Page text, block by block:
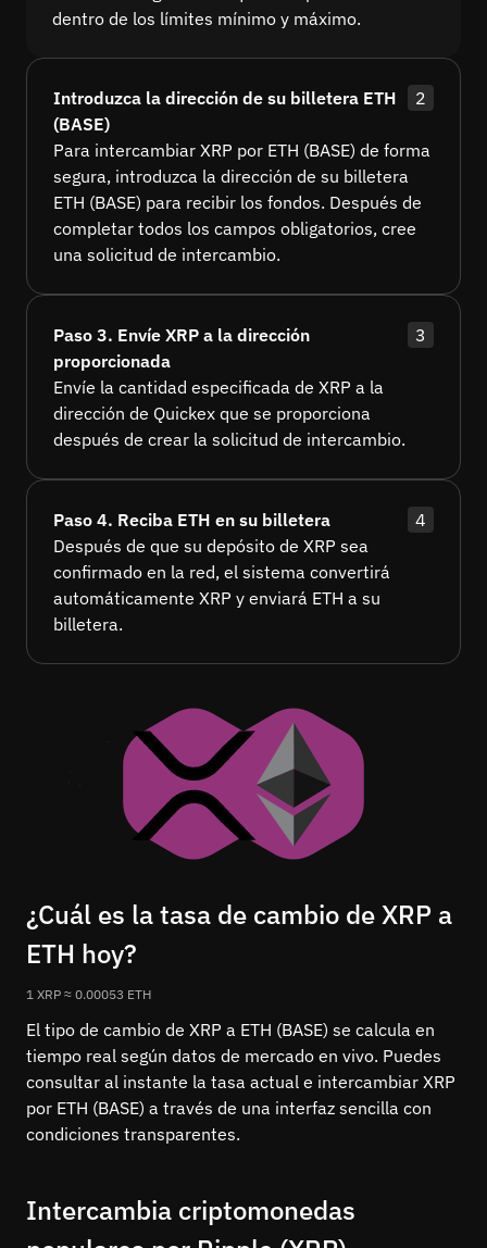
dentro de los límites mínimo y máximo.
Introduzca la dirección de su billetera ETH
(BASE)
2
Para intercambiar XRP por ETH (BASE) de forma
segura, introduzca la dirección de su billetera
ETH (BASE) para recibir los fondos. Después de
completar todos los campos obligatorios, cree
una solicitud de intercambio.
Paso 3. Envíe XRP a la dirección
proporcionada
3
Envíe la cantidad especificada de XRP a la
dirección de Quickex que se proporciona
después de crear la solicitud de intercambio.
Paso 4. Reciba ETH en su billetera
4
Después de que su depósito de XRP sea
confirmado en la red, el sistema convertirá
automáticamente XRP y enviará ETH a su
billetera.
¿Cuál es la tasa de cambio de XRP a
ETH hoy?
1 XRP ≈ 0.00053 ETH
El tipo de cambio de XRP a ETH (BASE) se calcula en
tiempo real según datos de mercado en vivo. Puedes
consultar al instante la tasa actual e intercambiar XRP
por ETH (BASE) a través de una interfaz sencilla con
condiciones transparentes.
Intercambia criptomonedas